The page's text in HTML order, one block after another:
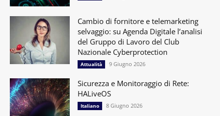
Cambio di fornitore e telemarketing
selvaggio: su Agenda Digitale l’analisi
del Gruppo di Lavoro del Club
Nazionale Cyberprotection
Attualità 9 Giugno 2026
Sicurezza e Monitoraggio di Rete:
HALiveOS
Italiano 8 Giugno 2026